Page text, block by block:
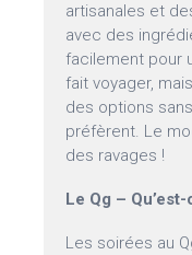
artisanales et
avec des
facilement pour
fait voyager,
des options
préfèrent. Le
des ravages !
Le Qg –
Les soirées au